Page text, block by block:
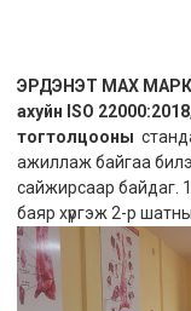
ЭРДЭНЭТ МАХ
ахуйн ISO 22000:2018,
тогтолцооны
ажиллаж байгаа
сайжирсаар байдаг.
баяр хүргэж 2-р